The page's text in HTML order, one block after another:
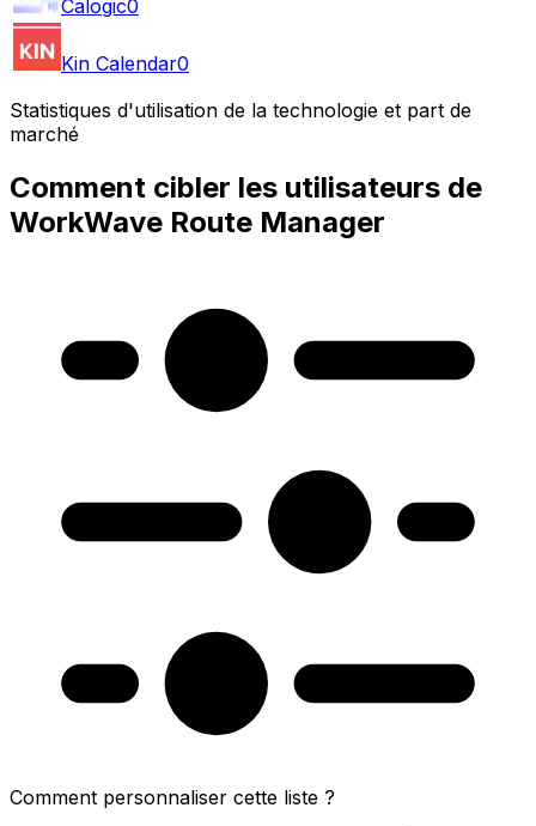
Calogic0
Kin Calendar0
Statistiques d'utilisation de la technologie et part de
marché
Comment cibler les utilisateurs de
WorkWave Route Manager
Comment personnaliser cette liste ?